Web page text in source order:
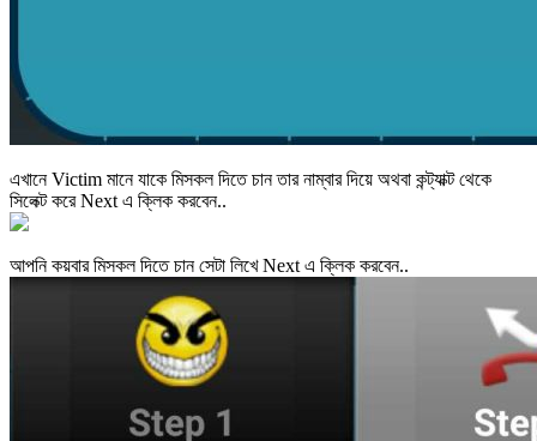
এখানে Victim মানে যাকে মিসকল দিতে চান তার নাম্বার দিয়ে অথবা কন্ট্যাক্ট থেকে
সিলেক্ট করে Next এ ক্লিক করবেন..
আপনি কয়বার মিসকল দিতে চান সেটা লিখে Next এ ক্লিক করবেন..